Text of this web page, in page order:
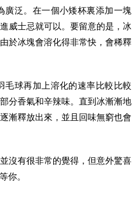
廣泛。在一個小矮杯裏添加一塊
威士忌就可以。要留意的是，冰
於冰塊會溶化得非常快，會稀釋
毛球再加上溶化的速率比較比較
分香氣和辛辣味。直到冰漸漸地
漸釋放出來，並且回味無窮也會
沒有很非常的覺得，但意外驚喜
你。